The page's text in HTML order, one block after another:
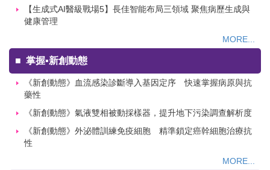
【生成式AI醫級戰場5】長佳智能布局三領域 聚焦病歷生成與
健康管理
MORE...
■ 掌握▪新創動態
《新創動態》血流感染診斷導入基因定序 快速掌握病原與抗
藥性
《新創動態》氣液雙相被動採樣器，提升地下污染調查解析度
《新創動態》外泌體訓練免疫細胞 精準鎖定癌幹細胞治療抗
性
MORE...